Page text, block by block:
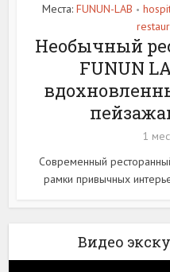
Места: FUNUN-LAB •
Необычный
FUNUN
1
Современный
рамки привычных
Видео